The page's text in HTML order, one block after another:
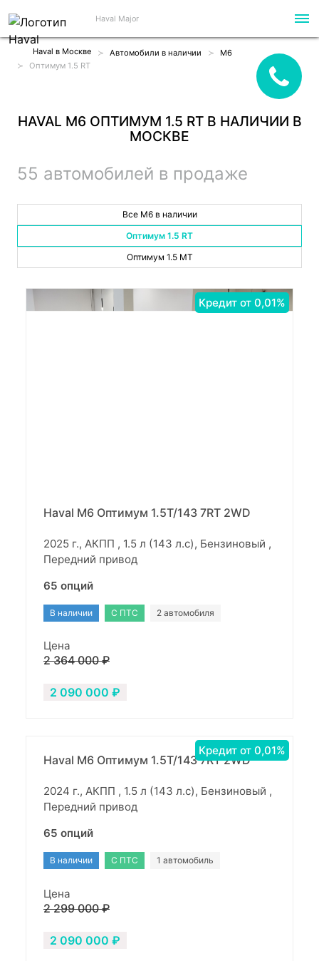
Haval Major
Haval в Москве Автомобили в наличии
M6
Оптимум 1.5 RT
HAVAL M6 ОПТИМУМ 1.5 RT В НАЛИЧИИ В
МОСКВЕ
55 автомобилей в продаже
Все M6 в наличии
Оптимум 1.5 RT
Оптимум 1.5 MT
Кредит от 0,01%
Haval M6 Оптимум 1.5T/143 7RT 2WD
2025 г., АКПП , 1.5 л (143 л.с), Бензиновый ,
Передний привод
65 опций
В наличии С ПТС 2 автомобиля
Цена
2 364 000 ₽
2 090 000 ₽
Кредит от 0,01%
Haval M6 Оптимум 1.5T/143 7RT 2WD
2024 г., АКПП , 1.5 л (143 л.с), Бензиновый ,
Передний привод
65 опций
В наличии С ПТС 1 автомобиль
Цена
2 299 000 ₽
2 090 000 ₽